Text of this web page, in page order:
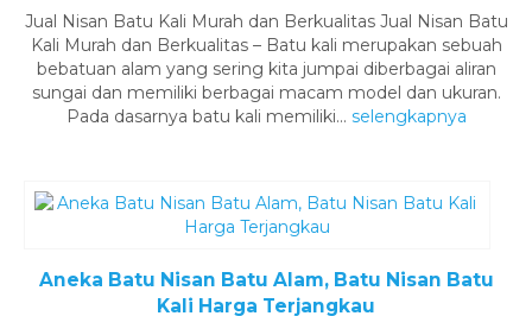
Jual Nisan Batu Kali Murah dan Berkualitas Jual Nisan Batu
Kali Murah dan Berkualitas – Batu kali merupakan sebuah
bebatuan alam yang sering kita jumpai diberbagai aliran
sungai dan memiliki berbagai macam model dan ukuran.
Pada dasarnya batu kali memiliki... selengkapnya
Aneka Batu Nisan Batu Alam, Batu Nisan Batu
Kali Harga Terjangkau